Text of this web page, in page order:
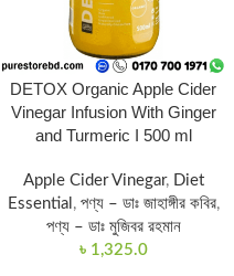
DETOX Organic Apple Cider
Vinegar Infusion With Ginger
and Turmeric I 500 ml
Apple Cider Vinegar, Diet
Essential , পণ্য – ডাঃ জাহাঙ্গীর কবির,
পণ্য – ডাঃ মুজিবর রহমান
৳ 1,325.0